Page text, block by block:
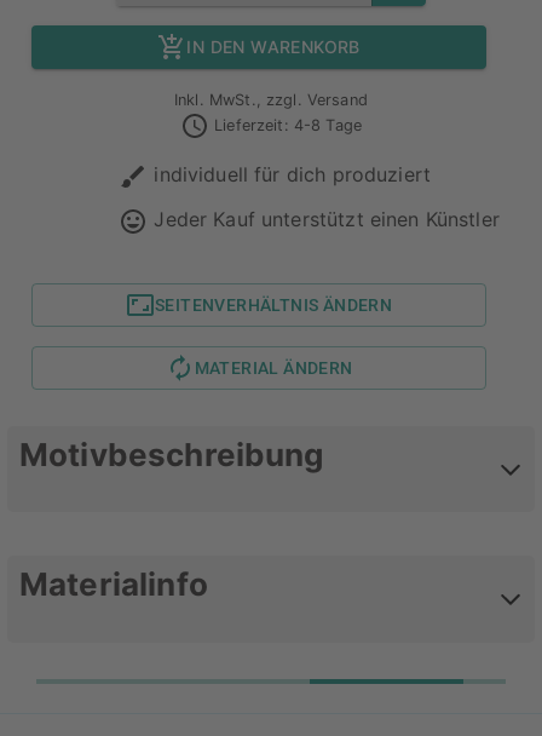
IN DEN WARENKORB
Inkl. MwSt., zzgl. Versand
Lieferzeit: 4-8 Tage
individuell für dich produziert
Jeder Kauf unterstützt einen Künstler
SEITENVERHÄLTNIS ÄNDERN
MATERIAL ÄNDERN
Motivbeschreibung
Materialinfo
Die Galerie-Prints kombinieren das Beste aus